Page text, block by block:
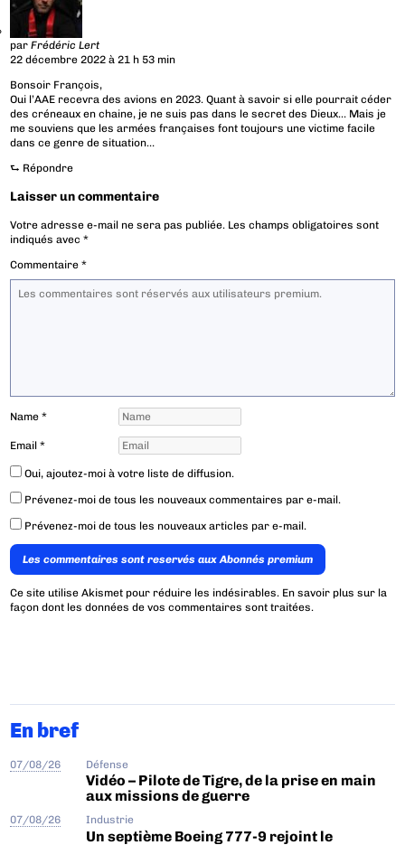
parFrédéric Lert
22 décembre 2022 à 21 h 53 min
Bonsoir François,
Oui l’AAE recevra des avions en 2023. Quant à savoir si elle pourrait céder
des créneaux en chaine, je ne suis pas dans le secret des Dieux… Mais je
me souviens que les armées françaises font toujours une victime facile
dans ce genre de situation…
⮑ Répondre
Laisser un commentaire
Votre adresse e-mail ne sera pas publiée. Les champs obligatoires sont
indiqués avec*
Commentaire*
Name*
Email*
Oui, ajoutez-moi à votre liste de diffusion.
Prévenez-moi de tous les nouveaux commentaires par e-mail.
Prévenez-moi de tous les nouveaux articles par e-mail.
Les commentaires sont reservés aux Abonnés premium
Ce site utilise Akismet pour réduire les indésirables. En savoir plus sur la
façon dont les données de vos commentaires sont traitées.
En bref
07/08/26 Défense
Vidéo – Pilote de Tigre, de la prise en main
aux missions de guerre
07/08/26 Industrie
Un septième Boeing 777-9 rejoint le